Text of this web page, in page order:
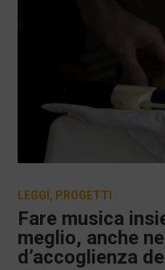
Fare musica
meglio, anche
d’accoglienza
LEGGI , PROGETTI